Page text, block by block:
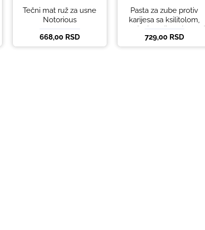
Tečni mat ruž za usne
Notorious
668,00 RSD
Pasta za zube protiv
karijesa sa ksilitolom,
eteričnim uljima limete i
listova korijandera
Ecodenta 100 ml
729,00 RSD